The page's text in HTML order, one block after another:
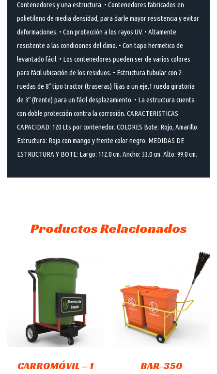
Contenedores y una estructura. • Contenedores fabricados en
polietileno de media densidad, para darle mayor resistencia y evitar
deformaciones. • Con protección a los rayos UV. • Altamente
resistente a las condiciones del clima. • Con tapa hermetica de
levantado fácil. • Los contenedores pueden ser de varios colores
para fácil ubicación de los residuos. • Estructura tubular con 2
ruedas de 8″ tipo tractor (traseras) fijas a un eje,1 rueda giratoria
de 3″ (frente) para un fácil desplazamiento. • La estructura cuenta
con doble protección contra la corrosión. CARACTERISTICAS
CAPACIDAD: 120 Lts por contenedor. COLORES Bote: Rojo, Amarillo.
Estructura: Roja con mango y frente color negro. MEDIDAS DE
ESTRUCTURA Y BOTE: Largo: 112.0 cm. Ancho: 53.0 cm. Alto: 99.0 cm.
Productos Relacionados
CARROMÓVIL – 1 BAR-350